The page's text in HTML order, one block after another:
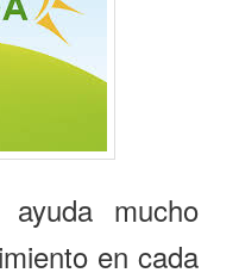
ayuda mucho
en cada